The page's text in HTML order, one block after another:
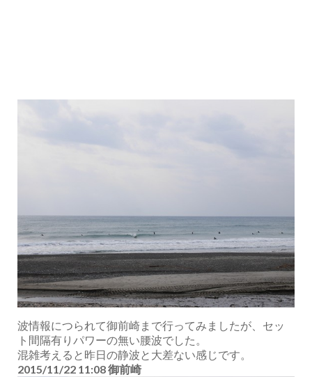
波情報につられて御前崎まで行ってみましたが、セッ
ト間隔有りパワーの無い腰波でした。
混雑考えると昨日の静波と大差ない感じです。
2015/11/22 11:08 御前崎